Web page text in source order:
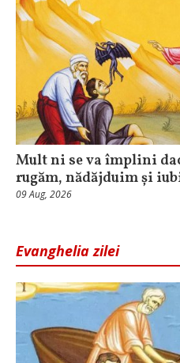
Mult ni se va împlini
rugăm, nădăjduim și
09 Aug, 2026
Evanghelia zilei